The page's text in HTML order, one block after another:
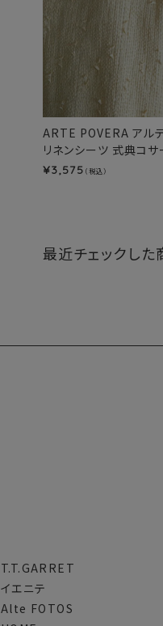
ARTE POVERA アル
リネンシーツ 式典コ
¥3,575 （税込）
最近チェックした
T.T.GARRET
イエニテ
Alte FOTOS